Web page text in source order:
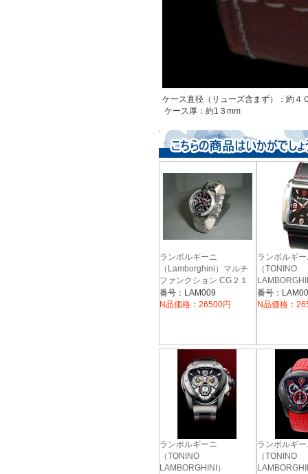
ケース直径（リューズ含まず）：約４
ケース厚：約1３mm
ランボルギーニ
（Lamborghini）マルチ
ファンクション CG２１
２M ブラック
番号：LAM009
N品価格：26500円
ランボルギ
（TONINO
SWISS
WATCH ６
番号：
N品価格：
ランボルギーニ
（TONINO
LAMBORGHINI）
ランボルギ
（TONINO